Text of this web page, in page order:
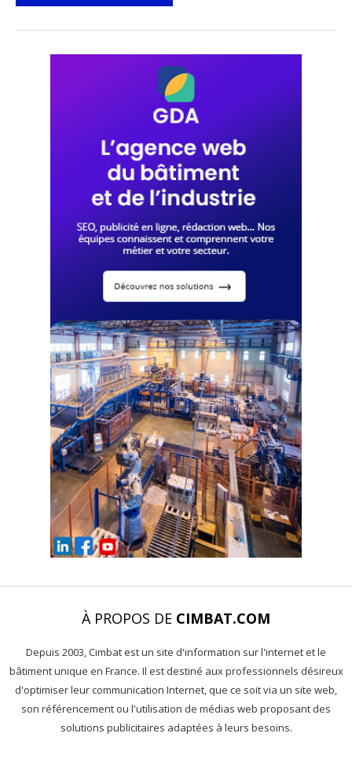
À PROPOS DE CIMBAT.COM
Depuis 2003, Cimbat est un site d'information sur l'internet et le
bâtiment unique en France. Il est destiné aux professionnels désireux
d'optimiser leur communication Internet, que ce soit via un site web,
son référencement ou l'utilisation de médias web proposant des
solutions publicitaires adaptées à leurs besoins.